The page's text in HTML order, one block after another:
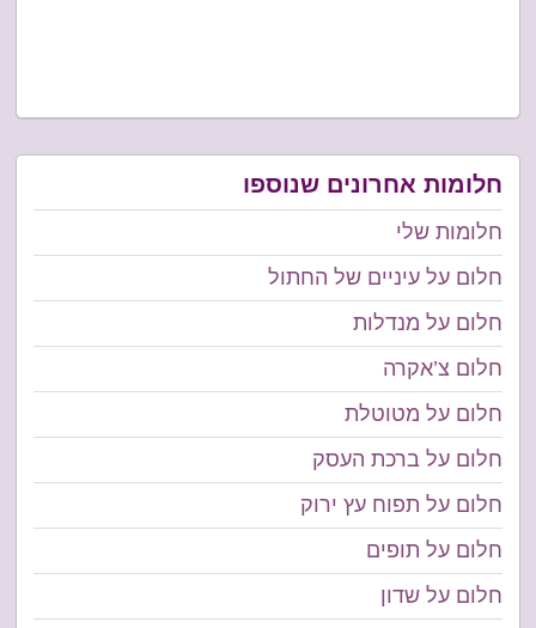
חלומות אחרונים שנוספו
חלומות שלי
חלום על עיניים של החתול
חלום על מנדלות
חלום צ’אקרה
חלום על מטוטלת
חלום על ברכת העסק
חלום על תפוח עץ ירוק
חלום על תופים
חלום על שדון